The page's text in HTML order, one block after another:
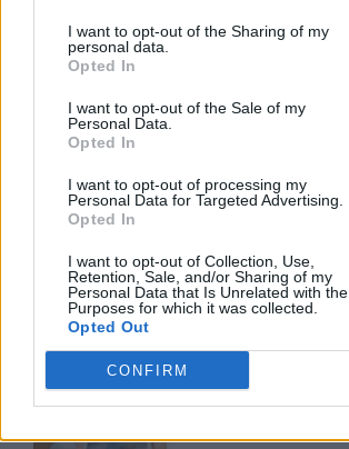
I want to opt-out of the Sharing of my
personal data.
Opted In
I want to opt-out of the Sale of my
Personal Data.
Opted In
I want to opt-out of processing my
Personal Data for Targeted Advertising.
Opted In
I want to opt-out of Collection, Use,
Retention, Sale, and/or Sharing of my
Personal Data that Is Unrelated with the
Purposes for which it was collected.
Opted Out
CONFIRM
Francia vieta
minori di 15